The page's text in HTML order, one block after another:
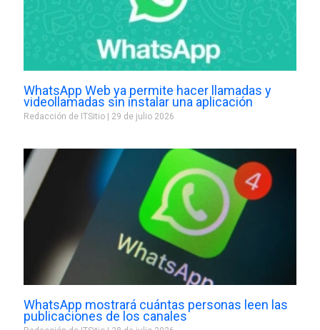
WhatsApp Web ya permite hacer llamadas y
videollamadas sin instalar una aplicación
Redacción de ITSitio 29 de julio 2026
WhatsApp mostrará cuántas personas leen las
publicaciones de los canales